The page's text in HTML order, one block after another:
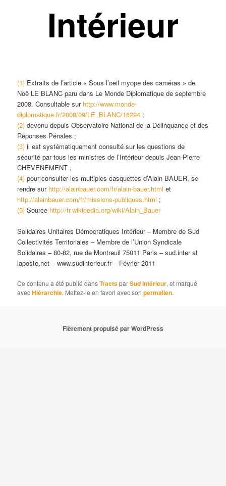
Intérieur
(1) Extraits de l’article « Sous l’oeil myope des caméras » de
Noë LE BLANC paru dans Le Monde Diplomatique de septembre
2008. Consultable sur http://www.monde-
diplomatique.fr/2008/09/LE_BLANC/16294 ;
(2) devenu depuis Observatoire National de la Délinquance et des
Réponses Pénales ;
(3) il est systématiquement consulté sur les questions de
sécurité par tous les ministres de l’Intérieur depuis Jean-Pierre
CHEVENEMENT ;
(4) pour consulter les multiples casquettes d’Alain BAUER, se
rendre sur http://alainbauer.com/fr/alain-bauer.html et
http://alainbauer.com/fr/missions-publiques.html ;
(5) Source http://fr.wikipedia.org/wiki/Alain_Bauer
Solidaires Unitaires Démocratiques Intérieur – Membre de Sud
Collectivités Territoriales – Membre de l’Union Syndicale
Solidaires – 80-82, rue de Montreuil 75011 Paris – sud.inter at
laposte,net – www.sudinterieur.fr – Février 2011
Ce contenu a été publié dansTractsparSud Intérieur, et marqué
avecHiérarchie. Mettez-le en favori avec sonpermalien.
Fièrement propulsé par WordPress